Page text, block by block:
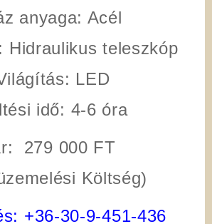
anyaga: Acél
Hidraulikus teleszkóp
LED
idő: 4-6 óra
279 000 FT
Költség)
+36-30-9-451-436